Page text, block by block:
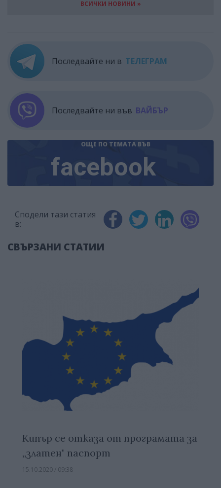
ВСИЧКИ НОВИНИ »
Последвайте ни в ТЕЛЕГРАМ
Последвайте ни във ВАЙБЪР
ОЩЕ ПО ТЕМАТА ВЪВ
facebook
Сподели тази статия
в:
СВЪРЗАНИ СТАТИИ
Кипър се отказа от програмата за
„златен" паспорт
15.10.2020 / 09:38